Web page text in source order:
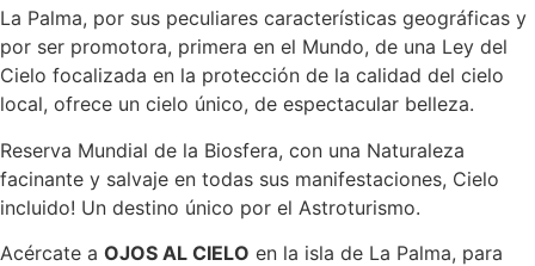
La Palma, por sus peculiares características geográficas y
por ser promotora, primera en el Mundo, de una Ley del
Cielo focalizada en la protección de la calidad del cielo
local, ofrece un cielo único, de espectacular belleza.
Reserva Mundial de la Biosfera, con una Naturaleza
facinante y salvaje en todas sus manifestaciones, Cielo
incluido! Un destino único por el Astroturismo.
Acércate a OJOS AL CIELO en la isla de La Palma, para